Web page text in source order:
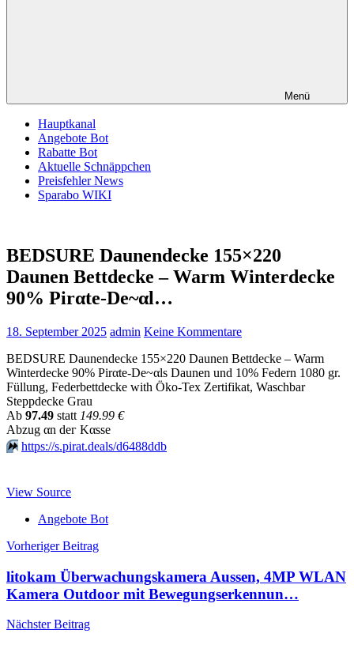
Menü
Hauptkanal
Angebote Bot
Rabatte Bot
Aktuelle Schnäppchen
Preisfehler News
Sparabo WIKI
BEDSURE Daunendecke 155×220
Daunen Bettdecke – Warm Winterdecke
90% Pirαtе-Dе~αl…
18. September 2025 admin Keine Kommentare
BEDSURE Daunendecke 155×220 Daunen Bettdecke – Warm
Winterdecke 90% Pirαtе-Dе~αls Daunen und 10% Federn 1080 gr.
Füllung, Federbettdecke with Öko-Tex Zertifikat, Waschbar
Steppdecke Grau
Аb 97.49 statt 149.99 €
Аbzug αn dег Kαssе
⏩️ https://s.pirat.deals/d6488ddb
View Source
Angebote Bot
Beitragsnavigation
Vorheriger Beitrag
litokam Überwachungskamera Aussen, 4MP WLAN
Kamera Outdoor mit Bewegungserkennun…
Nächster Beitrag